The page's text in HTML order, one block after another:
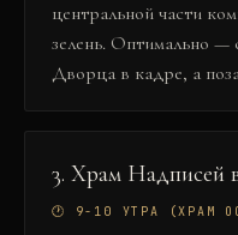
центральной части
зелень. Оптимально —
Дворца в кадре, а
3. Храм Надписей
🕐 9-10 УТРА (ХРАМ